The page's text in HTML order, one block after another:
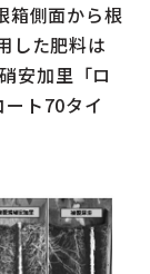
箱側面から根
した肥料は
安加里「ロ
ト70タイ